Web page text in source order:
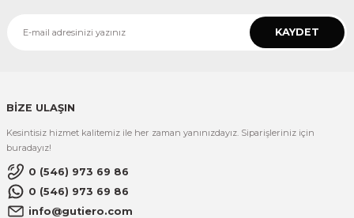
KAYDET
BİZE ULAŞIN
Kesintisiz hizmet kalitemiz ile her zaman yanınızdayız. Siparişleriniz için
buradayız!
0 (546) 973 69 86
0 (546) 973 69 86
info@gutiero.com